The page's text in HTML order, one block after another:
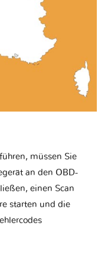
müssen Sie
an den OBD-
einen Scan
starten und die